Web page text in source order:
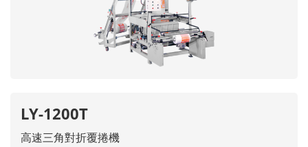
LY-1200T
高速三角對折覆捲機